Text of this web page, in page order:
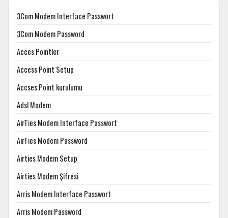
3Com Modem Interface Passwort
3Com Modem Password
Acces Pointler
Access Point Setup
Accses Point kurulumu
Adsl Modem
AirTies Modem Interface Passwort
AirTies Modem Password
Airties Modem Setup
Airties Modem Şifresi
Arris Modem Interface Passwort
Arris Modem Password